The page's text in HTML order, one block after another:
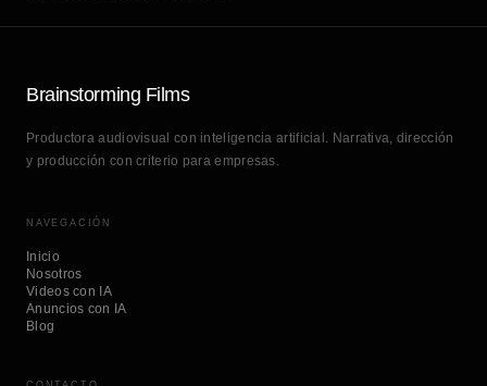
Brainstorming Films
Productora audiovisual con inteligencia artificial. Narrativa, dirección
y producción con criterio para empresas.
NAVEGACIÓN
Inicio
Nosotros
Videos con IA
Anuncios con IA
Blog